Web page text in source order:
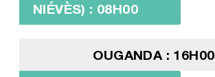
NIÉVÈS) : 08H00
OUGANDA : 16H00